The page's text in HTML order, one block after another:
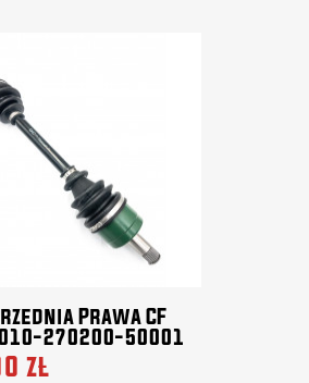
Prawa CF
270200-50001
zł